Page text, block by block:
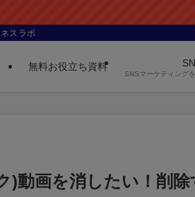
無料お役立
スラボ
無料お役立ち資料
SNSマーケティング
)動画を消したい！削